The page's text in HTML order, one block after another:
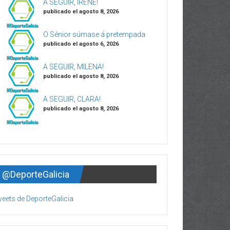
A SEGUIR, IRENE!
publicado el agosto 8, 2026
O Sénior súmase á pretempada
publicado el agosto 6, 2026
A SEGUIR, MILENA!
publicado el agosto 8, 2026
A SEGUIR, CLARA!
publicado el agosto 8, 2026
@DeporteGalicia
de DeporteGalicia